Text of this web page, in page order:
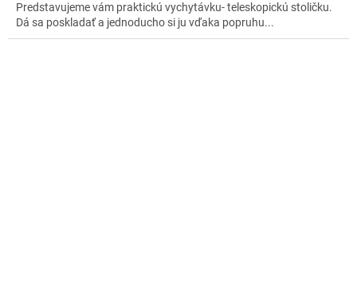
Predstavujeme vám praktickú vychytávku- teleskopickú stoličku.
Dá sa poskladať a jednoducho si ju vďaka popruhu...